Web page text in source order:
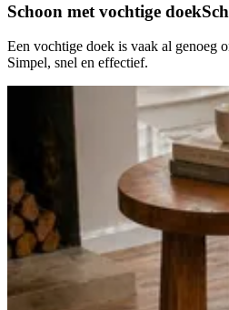
Schoon met vochtige doek
Een vochtige doek is vaak al genoeg
Simpel, snel en effectief.